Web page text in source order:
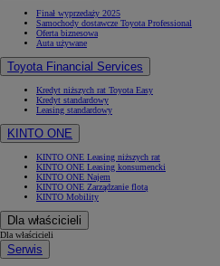
Finał wyprzedaży 2025
Samochody dostawcze Toyota Professional
Oferta biznesowa
Auta używane
Toyota Financial Services
Kredyt niższych rat Toyota Easy
Kredyt standardowy
Leasing standardowy
KINTO ONE
KINTO ONE Leasing niższych rat
KINTO ONE Leasing konsumencki
KINTO ONE Najem
KINTO ONE Zarządzanie flotą
KINTO Mobility
Dla właścicieli
Dla właścicieli
Serwis